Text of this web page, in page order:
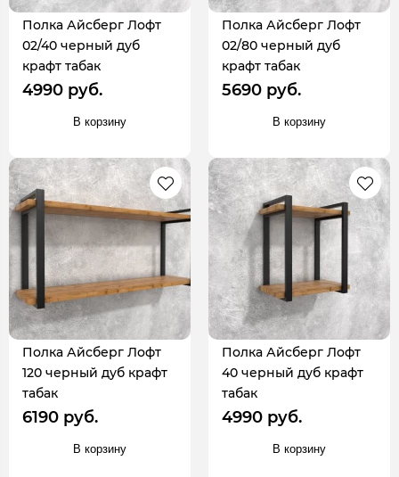
Полка Айсберг Лофт
02/40 черный дуб
крафт табак
4990 руб.
В корзину
Полка Айсберг Лофт
02/80 черный дуб
крафт табак
5690 руб.
В корзину
Полка Айсберг Лофт
120 черный дуб крафт
табак
6190 руб.
В корзину
Полка Айсберг Лофт
40 черный дуб крафт
табак
4990 руб.
В корзину